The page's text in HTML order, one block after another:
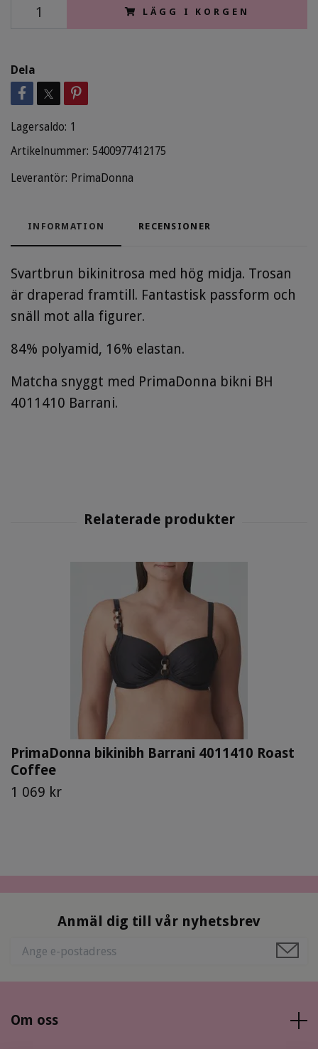
LÄGG I KORGEN
Dela
Lagersaldo: 1
Artikelnummer: 5400977412175
Leverantör: PrimaDonna
INFORMATION RECENSIONER
Svartbrun bikinitrosa med hög midja. Trosan
är draperad framtill. Fantastisk passform och
snäll mot alla figurer.
84% polyamid, 16% elastan.
Matcha snyggt med PrimaDonna bikni BH
4011410 Barrani.
PrimaDonna bikinibh Barrani 4011410 Roast
Coffee
1 069 kr
Anmäl dig till vår nyhetsbrev
Om oss